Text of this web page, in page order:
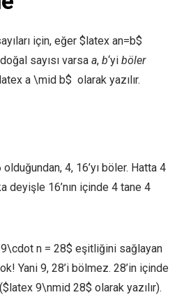
için, eğer $latex an=b$
doğal sayısı varsa a, b‘yi böler
a \mid b$ olarak yazılır.
olduğundan, 4, 16’yı böler. Hatta 4
deyişle 16’nın içinde 4 tane 4
9\cdot n = 28$ eşitliğini sağlayan
Yani 9, 28’i bölmez. 28’in içinde
9\nmid 28$ olarak yazılır).